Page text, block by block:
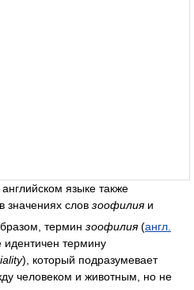
языке также
значениях слов зоофилияи
термин зоофилия(англ.
идентичен термину
), который подразумевает
человеком и животным, но не